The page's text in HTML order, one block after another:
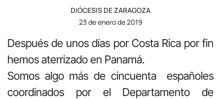
DIÓCESIS DE ZARAGOZA
23 de enero de 2019
Después de unos días por Costa Rica por fin
hemos aterrizado en Panamá.
Somos algo más de cincuenta españoles
coordinados por el Departamento de